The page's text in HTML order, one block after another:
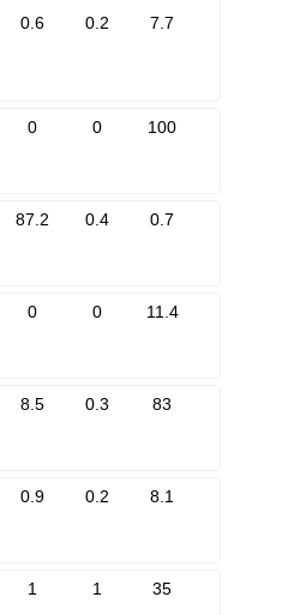
0.6 0.2 7.7
0 0 100
87.2 0.4 0.7
0 0 11.4
8.5 0.3 83
0.9 0.2 8.1
1 1 35